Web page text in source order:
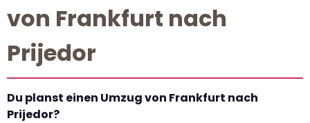
von Frankfurt nach
Prijedor
Du planst einen Umzug von Frankfurt nach
Prijedor?